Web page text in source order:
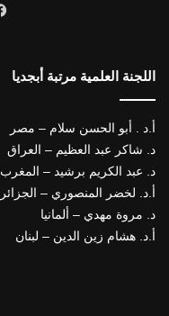
اللجنة العلمية مرتبة أبجديا
أ.د . أبو الحسن سلام – مصر
د. شاكر عبد العظيم – العراق
د. عبد الكريم برشيد – المغرب
أ.د. لخضر المنصوري – الجزائر
د. مروة مهدي – ألمانيا
أ.د. هشام زين الدين – لبنان